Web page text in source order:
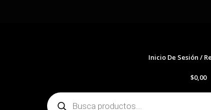
Inicio De Sesión /
$0,00